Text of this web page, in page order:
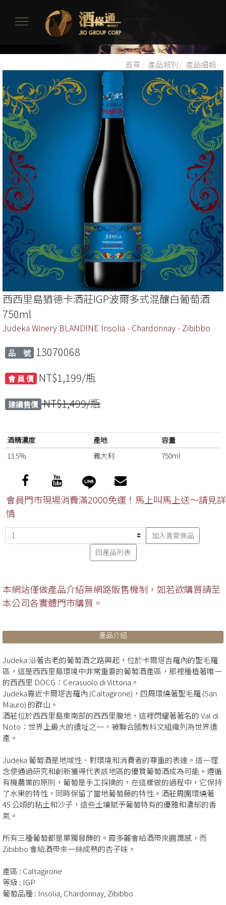
首頁 / 產品類別 / 產品細類
西西里島猶德卡酒莊IGP波爾多式混釀白葡萄酒
750ml
Judeka Winery BLANDINE Insolia - Chardonnay - Zibibbo
品 號 13070068
會 員 價 NT$1,199/瓶
建議售價 NT$1,499/瓶
酒精濃度 產地
容量
13.5%
義大利 750ml
會員門市現場消費滿2000免運！馬上叫馬上送～請見詳
情
加入喜愛商品
回產品列表
本網站僅做產品介紹無網路販售機制，如若欲購買請至
本公司各實體門市購買。
產品介紹
Judeka 沿著古老的葡萄酒之路興起，位於卡爾塔吉羅內的聖毛羅
區，這是西西里島環境中非常重要的葡萄酒產區，那裡種植著唯一
的西西里 DOCG：Cerasuolo di Vittoria。
Judeka靠近卡爾塔吉羅內 (Caltagirone)，四周環繞著聖毛羅 (San
Mauro) 的群山。
酒莊位於西西里島東南部的西西里腹地，這裡閃耀著著名的 Val di
Noto：世界上最大的遺址之一，被聯合國教科文組織列為世界遺
產。
Judeka 葡萄酒是地域性、對環境和消費者的尊重的表達。這一理
念使通過研究和創新獲得代表該地區的優質葡萄酒成為可能。遵循
有機農業的原則，葡萄是手工採摘的，在這樣做的過程中，它保持
了水果的特性，同時保留了當地葡萄藤的特性。酒莊周圍環繞著
45 公頃的粘土和沙子，這些土壤賦予葡萄特有的優雅和濃郁的香
氣。
所有三種葡萄都是單獨發酵的。霞多麗會給酒帶來圓潤感，而
Zibibbo 會給酒帶來一絲成熟的杏子味。
產區 : Caltagirone
等級 : IGP
葡萄品種 : Insolia, Chardonnay, Zibibbo